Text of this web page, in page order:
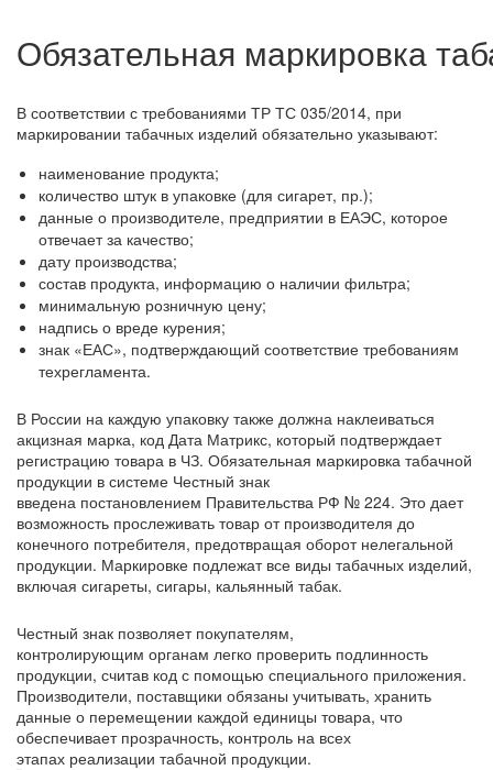
Обязательная маркировка
В соответствии с требованиями ТР ТС 035/2014, при
маркировании табачных изделий обязательно указывают:
наименование продукта;
количество штук в упаковке (для сигарет, пр.);
данные о производителе, предприятии в ЕАЭС, которое
отвечает за качество;
дату производства;
состав продукта, информацию о наличии фильтра;
минимальную розничную цену;
надпись о вреде курения;
знак «ЕАС», подтверждающий соответствие требованиям
техрегламента.
В России на каждую упаковку также должна наклеиваться
акцизная марка, код Дата Матрикс, который подтверждает
регистрацию товара в ЧЗ. Обязательная маркировка табачной
продукции в системе Честный знак
введена постановлением Правительства РФ № 224. Это дает
возможность прослеживать товар от производителя до
конечного потребителя, предотвращая оборот нелегальной
продукции. Маркировке подлежат все виды табачных изделий,
включая сигареты, сигары, кальянный табак.
Честный знак позволяет покупателям,
контролирующим органам легко проверить подлинность
продукции, считав код с помощью специального приложения.
Производители, поставщики обязаны учитывать, хранить
данные о перемещении каждой единицы товара, что
обеспечивает прозрачность, контроль на всех
этапах реализации табачной продукции.